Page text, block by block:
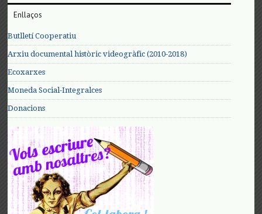
Enllaços
Butlletí Cooperatiu
Arxiu documental històric videogràfic (2010-2018)
Ecoxarxes
Moneda Social-Integralces
Donacions